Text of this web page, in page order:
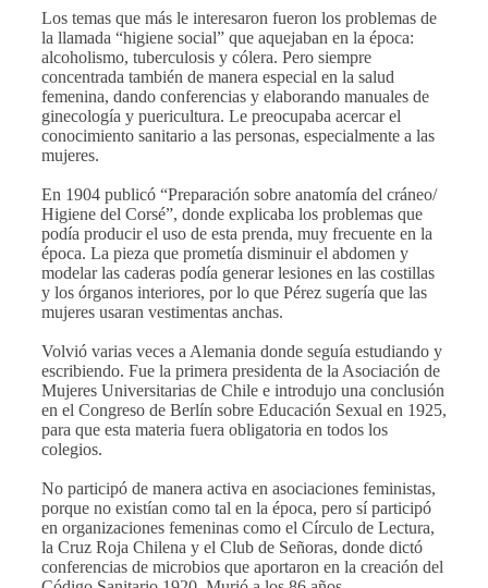
Los temas que más le interesaron fueron los problemas de
la llamada “higiene social” que aquejaban en la época:
alcoholismo, tuberculosis y cólera. Pero siempre
concentrada también de manera especial en la salud
femenina, dando conferencias y elaborando manuales de
ginecología y puericultura. Le preocupaba acercar el
conocimiento sanitario a las personas, especialmente a las
mujeres.
En 1904 publicó “Preparación sobre anatomía del cráneo/
Higiene del Corsé”, donde explicaba los problemas que
podía producir el uso de esta prenda, muy frecuente en la
época. La pieza que prometía disminuir el abdomen y
modelar las caderas podía generar lesiones en las costillas
y los órganos interiores, por lo que Pérez sugería que las
mujeres usaran vestimentas anchas.
Volvió varias veces a Alemania donde seguía estudiando y
escribiendo. Fue la primera presidenta de la Asociación de
Mujeres Universitarias de Chile e introdujo una conclusión
en el Congreso de Berlín sobre Educación Sexual en 1925,
para que esta materia fuera obligatoria en todos los
colegios.
No participó de manera activa en asociaciones feministas,
porque no existían como tal en la época, pero sí participó
en organizaciones femeninas como el Círculo de Lectura,
la Cruz Roja Chilena y el Club de Señoras, donde dictó
conferencias de microbios que aportaron en la creación del